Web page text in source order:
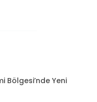
Bölgesi’nde Yeni